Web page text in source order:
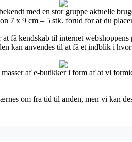
med en stor gruppe aktuelle
7 x 9 cm – 5 stk. forud for at du
få kendskab til internet
kan anvendes til at få et indblik i
af e-butikker i form af at vi
om fra tid til anden, men vi kan